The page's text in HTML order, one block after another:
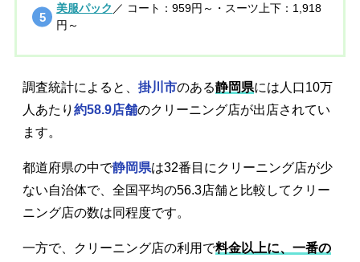
美服パック ／ コート：959円～・スーツ上下：1,918
円～
調査統計によると、 掛川市のある静岡県には人口10万
人あたり 約58.9店舗のクリーニング店が出店されてい
ます。
都道府県の中で静岡県は32番目にクリーニング店が少
ない自治体で、全国平均の56.3店舗と比較してクリー
ニング店の数は同程度です。
一方で、クリーニング店の利用で料金以上に、一番の